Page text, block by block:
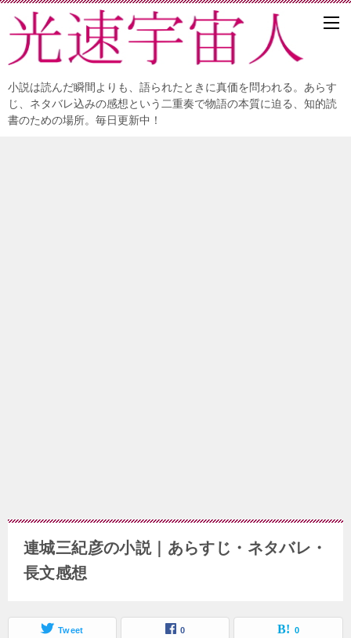
小説は読んだ瞬間よりも、語られたときに真価を問われる。あらす
じ、ネタバレ込みの感想という二重奏で物語の本質に迫る、知的読
書のための場所。毎日更新中！
連城三紀彦の小説｜あらすじ・ネタバレ・
長文感想
Tweet 0 0